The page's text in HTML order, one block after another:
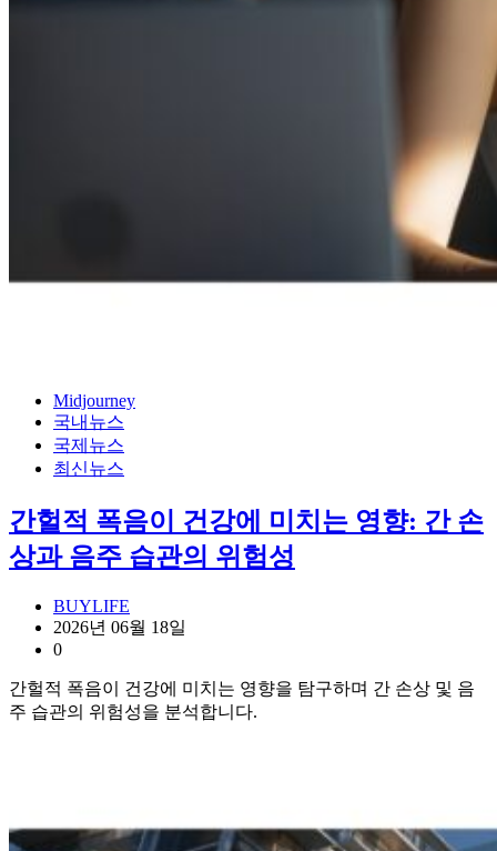
Midjourney
국내뉴스
국제뉴스
최신뉴스
간헐적 폭음이 건강에 미치는 영향: 간 손
상과 음주 습관의 위험성
BUYLIFE
2026년 06월 18일
0
간헐적 폭음이 건강에 미치는 영향을 탐구하며 간 손상 및 음
주 습관의 위험성을 분석합니다.